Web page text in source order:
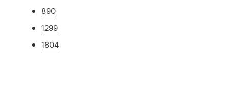
890
1299
1804